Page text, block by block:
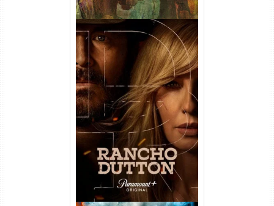
Rancho Dutton 1ª
Temporada Torrent (2026)
WEB-DL 1080p Dual Áudio